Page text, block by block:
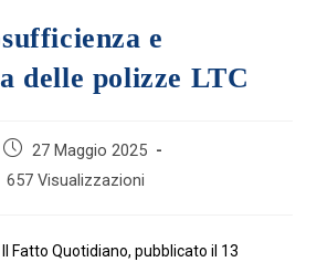
e
delle polizze LTC
Articolo
pubblicato:
27 Maggio 2025
657 Visualizzazioni
Fatto Quotidiano, pubblicato il 13